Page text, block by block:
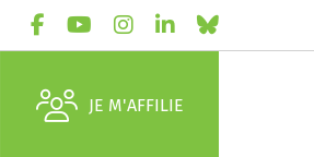
JE M'AFFILIE